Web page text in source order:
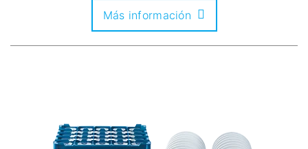
Más información